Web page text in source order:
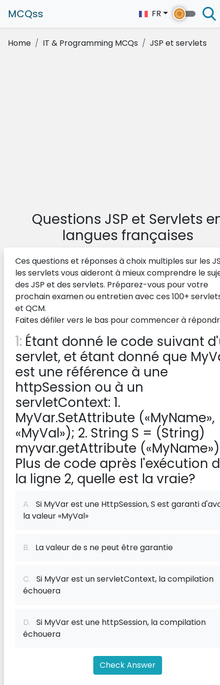
MCQss FR
Home IT & Programming MCQs JSP et servlets
Questions JSP et Servlets
langues françaises
Ces questions et réponses à choix multiples sur les
les servlets vous aideront à mieux comprendre le
des JSP et des servlets. Préparez-vous pour votre
prochain examen ou entretien avec ces 100+
et QCM.
Faites défiler vers le bas pour commencer à
1: Étant donné le code suivant
servlet, et étant donné que
est une référence à une
httpSession ou à un
servletContext: 1.
MyVar.SetAttribute («MyName»,
«MyVal»); 2. String S = (String)
myvar.getAttribute
Plus de code après l'exécution
la ligne 2, quelle est la vraie?
A. Si MyVar est une HttpSession, S est garanti
la valeur «MyVal»
B. La valeur de s ne peut être garantie
C. Si MyVar est un servletContext, la compilation
échouera
D. Si MyVar est une httpSession, la compilation
échouera
Check Answer